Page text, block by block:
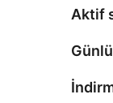
Aktif